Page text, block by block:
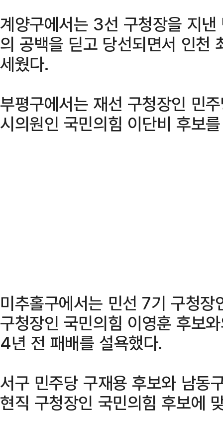
계양구에서는 3선 구청장을 지
의 공백을 딛고 당선되면서 인천
세웠다.
부평구에서는 재선 구청장인 민
시의원인 국민의힘 이단비 후보
미추홀구에서는 민선 7기 구청
구청장인 국민의힘 이영훈 후보
4년 전 패배를 설욕했다.
서구 민주당 구재용 후보와 남동
현직 구청장인 국민의힘 후보에